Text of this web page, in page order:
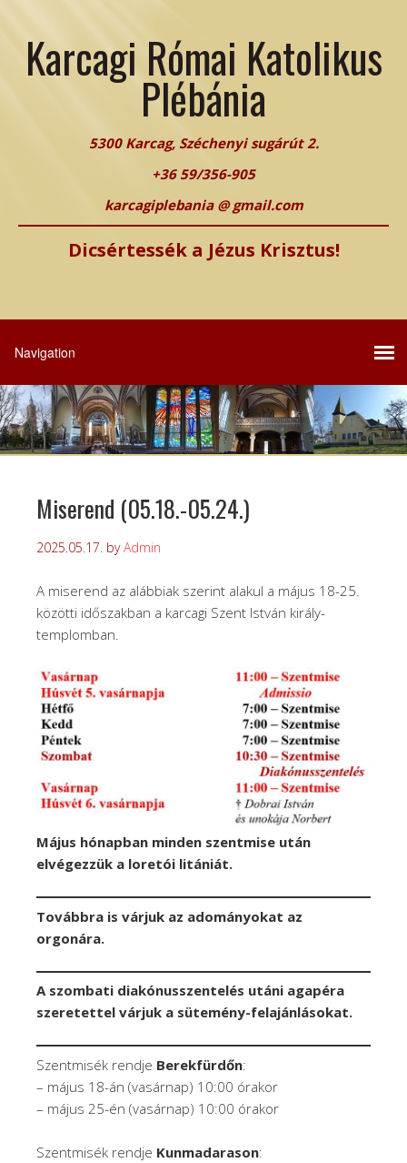
Karcagi Római Katolikus
Plébánia
5300 Karcag, Széchenyi sugárút 2.
+36 59/356-905
karcagiplebania @ gmail.com
Dicsértessék a Jézus Krisztus!
Miserend (05.18.-05.24.)
2025.05.17. byAdmin
A miserend az alábbiak szerint alakul a május 18-25.
közötti időszakban a karcagi Szent István király-
templomban.
Május hónapban minden szentmise után
elvégezzük a loretói litániát.
Továbbra is várjuk az adományokat az
orgonára.
A szombati diakónusszentelés utáni agapéra
szeretettel várjuk a sütemény-felajánlásokat.
Szentmisék rendje Berekfürdőn:
– május 18-án (vasárnap) 10:00 órakor
– május 25-én (vasárnap) 10:00 órakor
Szentmisék rendje Kunmadarason: